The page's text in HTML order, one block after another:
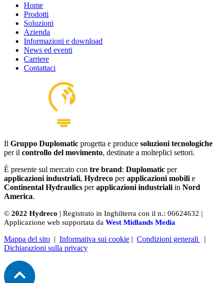
Home
Prodotti
Soluzioni
Azienda
Informazioni e download
News ed eventi
Carriere
Contattaci
Il Gruppo Duplomatic progetta e produce soluzioni tecnologiche
per il controllo del movimento, destinate a molteplici settori.
È presente sul mercato con tre brand: Duplomatic per
applicazioni industriali, Hydreco perapplicazioni mobili e
Continental Hydraulics perapplicazioni industriali in Nord
America.
© 2022 Hydreco | Registrato in Inghilterra con il n.: 06624632 |
Applicazione web supportata da West Midlands Media
Mappa del sito | Informativa sui cookie | Condizioni generali
|
Dichiarazioni sulla privacy